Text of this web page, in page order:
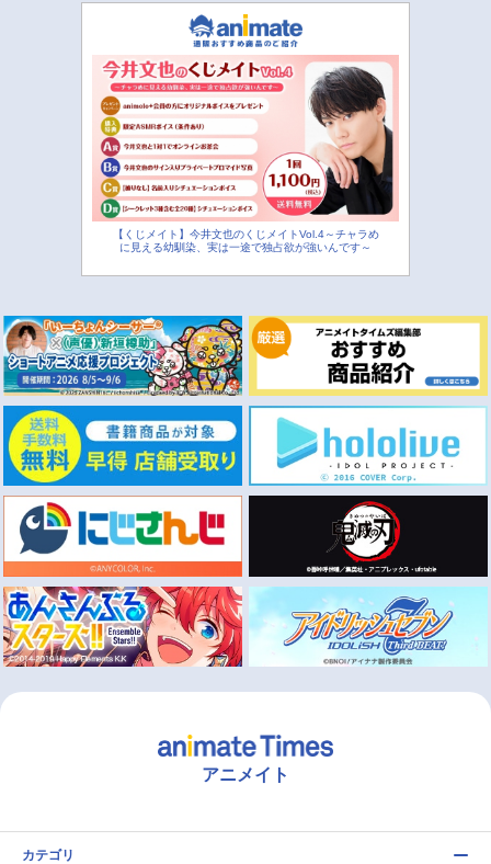
【くじメイト】今井文也のくじメイトVol.4～チャラめ
に見える幼馴染、実は一途で独占欲が強いんです～
アニメイト
カテゴリ